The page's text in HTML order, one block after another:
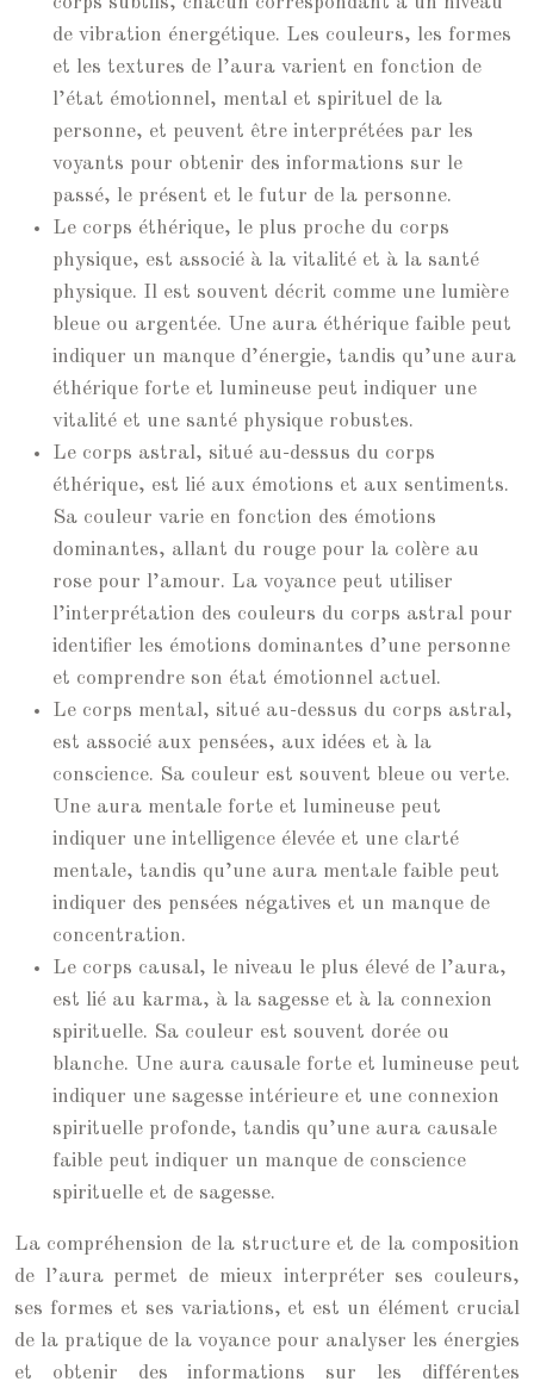
de vibration énergétique. Les couleurs, les formes
et les textures de l’aura varient en fonction de
l’état émotionnel, mental et spirituel de la
personne, et peuvent être interprétées par les
voyants pour obtenir des informations sur le
passé, le présent et le futur de la personne.
Le corps éthérique, le plus proche du corps
physique, est associé à la vitalité et à la santé
physique. Il est souvent décrit comme une lumière
bleue ou argentée. Une aura éthérique faible peut
indiquer un manque d’énergie, tandis qu’une aura
éthérique forte et lumineuse peut indiquer une
vitalité et une santé physique robustes.
Le corps astral, situé au-dessus du corps
éthérique, est lié aux émotions et aux sentiments.
Sa couleur varie en fonction des émotions
dominantes, allant du rouge pour la colère au
rose pour l’amour. La voyance peut utiliser
l’interprétation des couleurs du corps astral pour
identifier les émotions dominantes d’une personne
et comprendre son état émotionnel actuel.
Le corps mental, situé au-dessus du corps astral,
est associé aux pensées, aux idées et à la
conscience. Sa couleur est souvent bleue ou verte.
Une aura mentale forte et lumineuse peut
indiquer une intelligence élevée et une clarté
mentale, tandis qu’une aura mentale faible peut
indiquer des pensées négatives et un manque de
concentration.
Le corps causal, le niveau le plus élevé de l’aura,
est lié au karma, à la sagesse et à la connexion
spirituelle. Sa couleur est souvent dorée ou
blanche. Une aura causale forte et lumineuse peut
indiquer une sagesse intérieure et une connexion
spirituelle profonde, tandis qu’une aura causale
faible peut indiquer un manque de conscience
spirituelle et de sagesse.
La compréhension de la structure et de la composition
de l’aura permet de mieux interpréter ses couleurs,
ses formes et ses variations, et est un élément crucial
de la pratique de la voyance pour analyser les énergies
et obtenir des informations sur les différentes